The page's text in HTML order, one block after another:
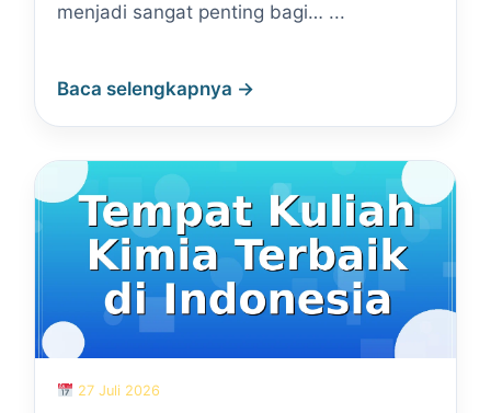
menjadi sangat penting bagi… ...
Baca selengkapnya →
27 Juli 2026